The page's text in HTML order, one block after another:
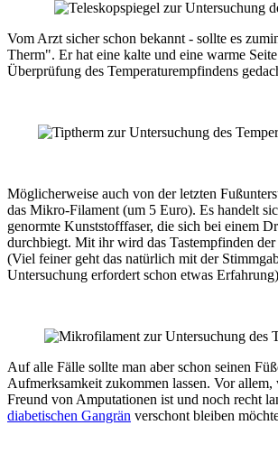
Vom Arzt sicher schon bekannt - sollte es
Therm". Er hat eine kalte und eine warme
Überprüfung des Temperaturempfindens
Möglicherweise auch von der letzten
das Mikro-Filament (um 5 Euro). Es handelt
genormte Kunststofffaser, die sich bei einem
durchbiegt. Mit ihr wird das Tastempfinden
(Viel feiner geht das natürlich mit der
Untersuchung erfordert schon etwas Erfahrung)
Auf alle Fälle sollte man aber schon seinen
Aufmerksamkeit zukommen lassen. Vor allem,
Freund von Amputationen ist und noch recht
diabetischen Gangrän verschont bleiben